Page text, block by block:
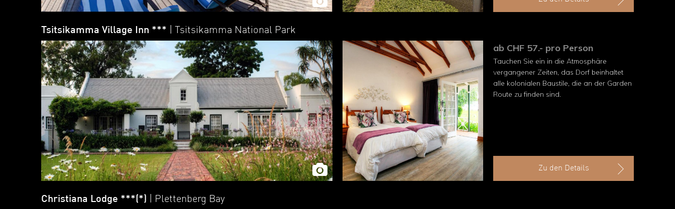
Tsitsikamma Village Inn *** | Tsitsikamma National Park
ab CHF 57.- pro Person
Tauchen Sie ein in die Atmosphäre
vergangener Zeiten, das Dorf beinhaltet
alle kolonialen Baustile, die an der Garden
Route zu finden sind.
Zu den Details
Christiana Lodge ***(*) | Plettenberg Bay